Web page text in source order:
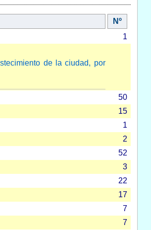
Nº
1
de la ciudad, por
50
15
1
2
52
3
22
17
7
7